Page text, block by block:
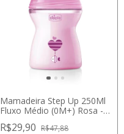
Mamadeira Step Up 250Ml
Fluxo Médio (0M+) Rosa -
R$29,90 R$47,88